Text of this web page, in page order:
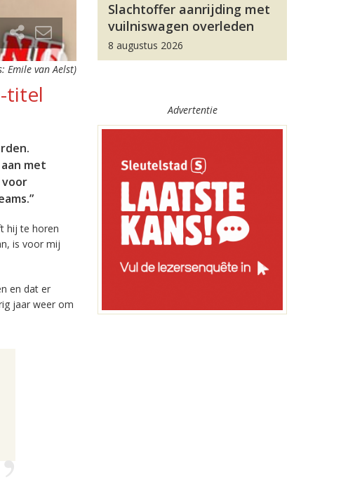
Emile van Aelst)
titel
met
voor
hij te horen
is voor mij
en dat er
jaar weer om
Slachtoffer aanrijding met
vuilniswagen overleden
8 augustus 2026
Advertentie